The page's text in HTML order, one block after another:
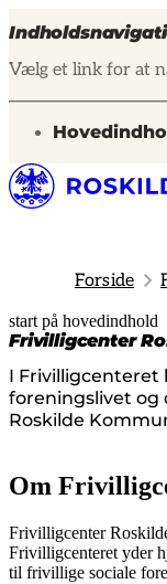
Vælg et link for at
gå til
Forside
start på hovedindhold
Frivilligcenter
I Frivilligcenteret
foreningslivet og
Roskilde
senest opdateret 30.
Om
Frivilligcenter
Frivilligcenteret yder
til frivillige sociale